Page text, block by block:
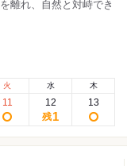
離れ、自然と対峙でき
火
11
水
12
残1
木
13